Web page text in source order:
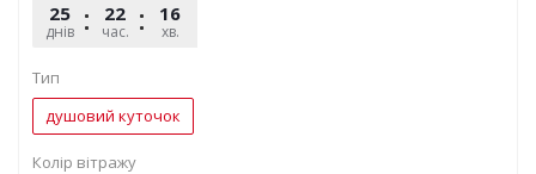
25
днів
22
час.
16
хв.
Тип
душовий куточок
Колір вітражу